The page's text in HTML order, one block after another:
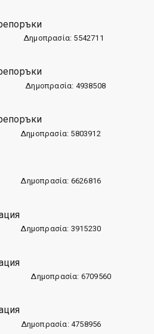
Δημοπρασία: 5542711
Δημοπρασία: 4938508
Δημοπρασία: 5803912
Δημοπρασία: 6626816
Δημοπρασία: 3915230
Δημοπρασία: 6709560
Δημοπρασία: 4758956